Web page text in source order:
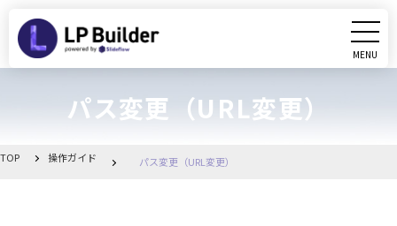
MENU
パス変更（URL変更）
CLOSE
初めての方へ
動画マニュアル
TOP 操作ガイド パス変更（URL変更）